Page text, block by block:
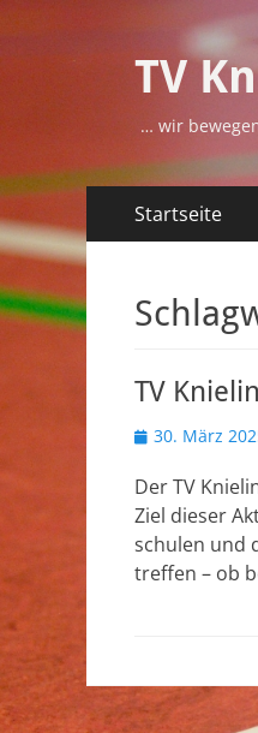
TV
… wir
Primäres
Menü
Inhalt
Startseite
TV
Veröffentlicht
30. März
Der TV
Ziel dieser
schulen und
treffen – ob